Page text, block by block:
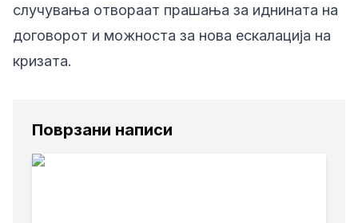
случувања отвораат прашања за иднината на
договорот и можноста за нова ескалација на
кризата.
Поврзани написи